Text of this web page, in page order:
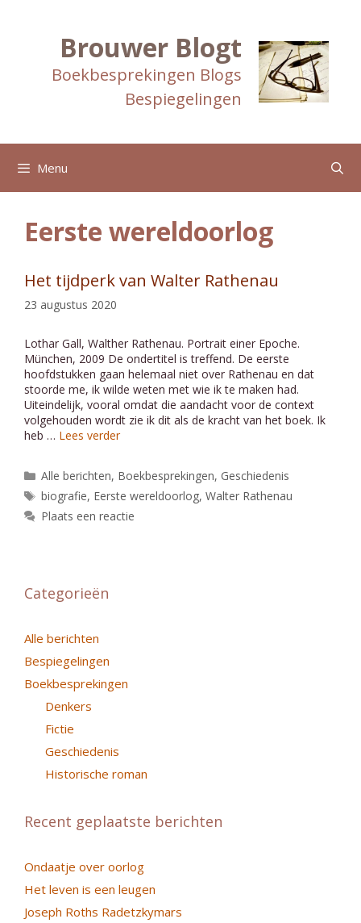
Brouwer Blogt
Boekbesprekingen Blogs
Bespiegelingen
Menu
Eerste wereldoorlog
Het tijdperk van Walter Rathenau
23 augustus 2020
Lothar Gall, Walther Rathenau. Portrait einer Epoche.
München, 2009 De ondertitel is treffend. De eerste
hoofdstukken gaan helemaal niet over Rathenau en dat
stoorde me, ik wilde weten met wie ik te maken had.
Uiteindelijk, vooral omdat die aandacht voor de context
volgehouden wordt zie ik dit als de kracht van het boek. Ik
heb … Lees verder
Categorieën
Alle berichten, Boekbesprekingen, Geschiedenis
Tags
biografie, Eerste wereldoorlog,Walter Rathenau
Plaats een reactie
Categorieën
Alle berichten
Bespiegelingen
Boekbesprekingen
Denkers
Fictie
Geschiedenis
Historische roman
Recent geplaatste berichten
Ondaatje over oorlog
Het leven is een leugen
Joseph Roths Radetzkymars